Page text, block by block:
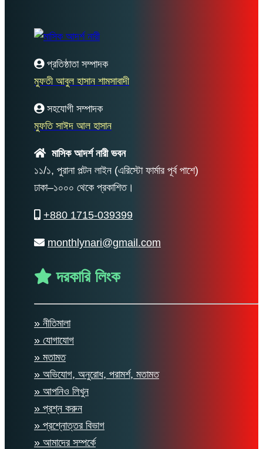
প্রতিষ্ঠাতা সম্পাদক
মুফতী আবুল হাসান শামসাবাদী
সহযোগী সম্পাদক
মুফতি সাঈদ আল হাসান
মাসিক আদর্শ নারী ভবন
১১/১, পুরানা পল্টন লাইন (এরিস্টো ফার্মার পূর্ব পাশে)
ঢাকা–১০০০ থেকে প্রকাশিত।
+880 1715-039399
monthlynari@gmail.com
দরকারি লিংক
» নীতিমালা
» যোগাযোগ
» মতামত
» অভিযোগ, অনুরোধ, পরামর্শ, মতামত
» আপনিও লিখুন
» প্রশ্ন করুন
» প্রশ্নোত্তর বিভাগ
» আমাদের সম্পর্কে